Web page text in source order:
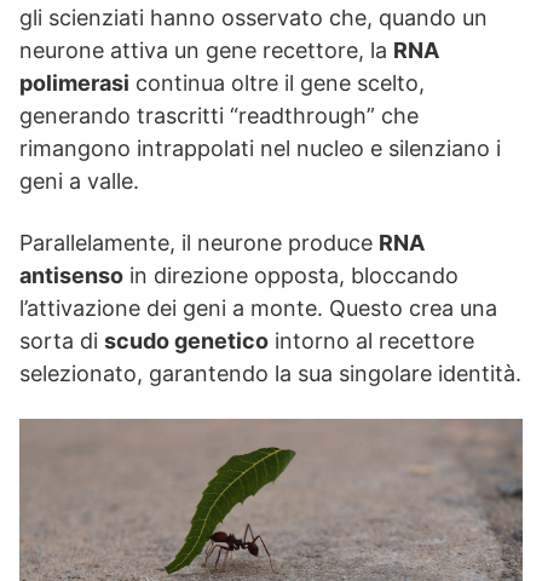
gli scienziati hanno osservato che, quando un
neurone attiva un gene recettore, la RNA
polimerasi continua oltre il gene scelto,
generando trascritti “readthrough” che
rimangono intrappolati nel nucleo e silenziano i
geni a valle.
Parallelamente, il neurone produce RNA
antisenso in direzione opposta, bloccando
l’attivazione dei geni a monte. Questo crea una
sorta di scudo genetico intorno al recettore
selezionato, garantendo la sua singolare identità.